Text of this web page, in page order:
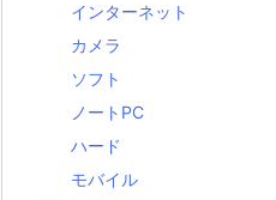
インターネット
カメラ
ソフト
ノートPC
ハード
モバイル